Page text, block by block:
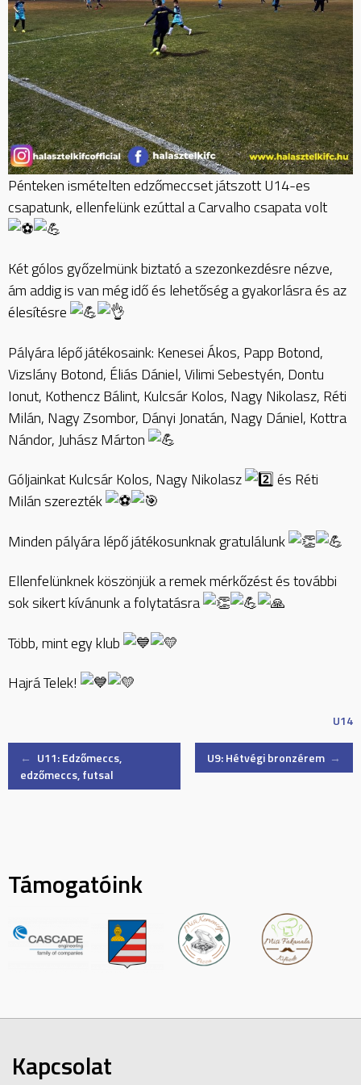
Pénteken ismételten edzőmeccset játszott U14-es
csapatunk, ellenfelünk ezúttal a Carvalho csapata volt
Két gólos győzelmünk biztató a szezonkezdésre nézve,
ám addig is van még idő és lehetőség a gyakorlásra és az
élesítésre
Pályára lépő játékosaink: Kenesei Ákos, Papp Botond,
Vizslány Botond, Éliás Dániel, Vilimi Sebestyén, Dontu
Ionut, Kothencz Bálint, Kulcsár Kolos, Nagy Nikolasz, Réti
Milán, Nagy Zsombor, Dányi Jonatán, Nagy Dániel, Kottra
Nándor, Juhász Márton
Góljainkat Kulcsár Kolos, Nagy Nikolasz
és Réti
Milán szerezték
Minden pályára lépő játékosunknak gratulálunk
Ellenfelünknek köszönjük a remek mérkőzést és további
sok sikert kívánunk a folytatásra
Több, mint egy klub
Hajrá Telek!
U14
Post
← U11: Edzőmeccs,
edzőmeccs, futsal
U9: Hétvégi bronzérem →
Támogatóink
Kapcsolat